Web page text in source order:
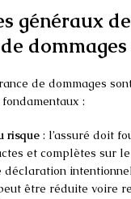
généraux
dommages
de dommages
:
risque : l’assuré doit
et complètes sur
déclaration
être réduite voire